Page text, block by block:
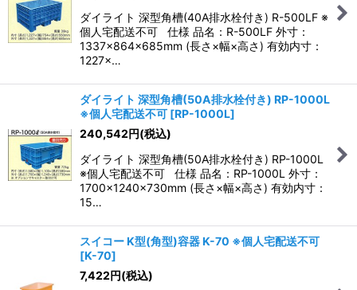
ダイライト 深型角槽(40A排水栓付き) R-500LF ※
個人宅配送不可 仕様 品名：R-500LF 外寸：
1337×864×685mm (長さ×幅×高さ) 有効内寸：
1227×…
ダイライト 深型角槽(50A排水栓付き) RP-1000L
※個人宅配送不可 [RP-1000L]
240,542円(税込)
ダイライト 深型角槽(50A排水栓付き) RP-1000L
※個人宅配送不可 仕様 品名：RP-1000L 外寸：
1700×1240×730mm (長さ×幅×高さ) 有効内寸：
15…
スイコー K型(角型)容器 K-70 ※個人宅配送不可
[K-70]
7,422円(税込)